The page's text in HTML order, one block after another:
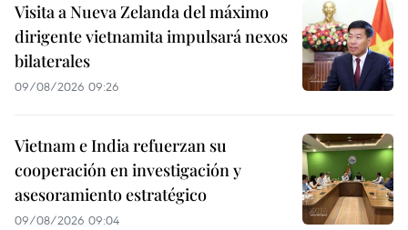
Visita a Nueva Zelanda del máximo
dirigente vietnamita impulsará nexos
bilaterales
09/08/2026 09:26
Vietnam e India refuerzan su
cooperación en investigación y
asesoramiento estratégico
09/08/2026 09:04